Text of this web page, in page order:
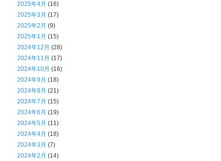
2025年4月 (16)
2025年3月 (17)
2025年2月 (9)
2025年1月 (15)
2024年12月 (28)
2024年11月 (17)
2024年10月 (16)
2024年9月 (18)
2024年8月 (21)
2024年7月 (15)
2024年6月 (19)
2024年5月 (11)
2024年4月 (18)
2024年3月 (7)
2024年2月 (14)